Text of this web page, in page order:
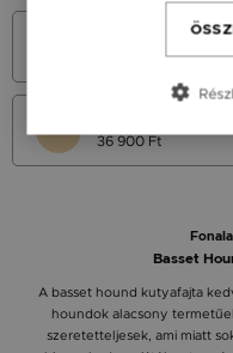
Sárga Arany 14K
36 900 Ft
Basset
A basset hound kutyafajta
houndok alacsony
szeretetteljesek, ami miatt